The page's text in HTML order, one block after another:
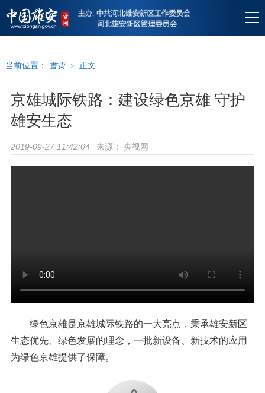
当前位置： 首页 > 正文
京雄城际铁路：建设绿色京雄 守护
雄安生态
2019-09-27 11:42:04 来源： 央视网
绿色京雄是京雄城际铁路的一大亮点，秉承雄安新区
生态优先、绿色发展的理念，一批新设备、新技术的应用
为绿色京雄提供了保障。